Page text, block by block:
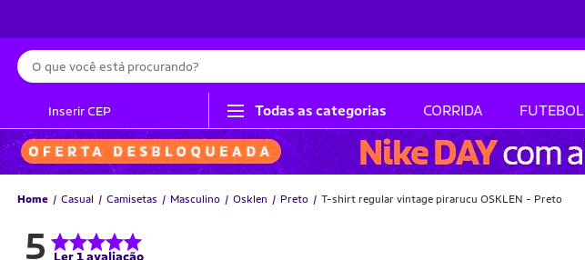
Busca
Inserir CEP Todas as categorias CORRIDA FUTEBOL
Home Casual Camisetas Masculino Osklen Preto T-shirt regular vintage pirarucu OSKLEN - Preto
5 Ler 1 avaliação